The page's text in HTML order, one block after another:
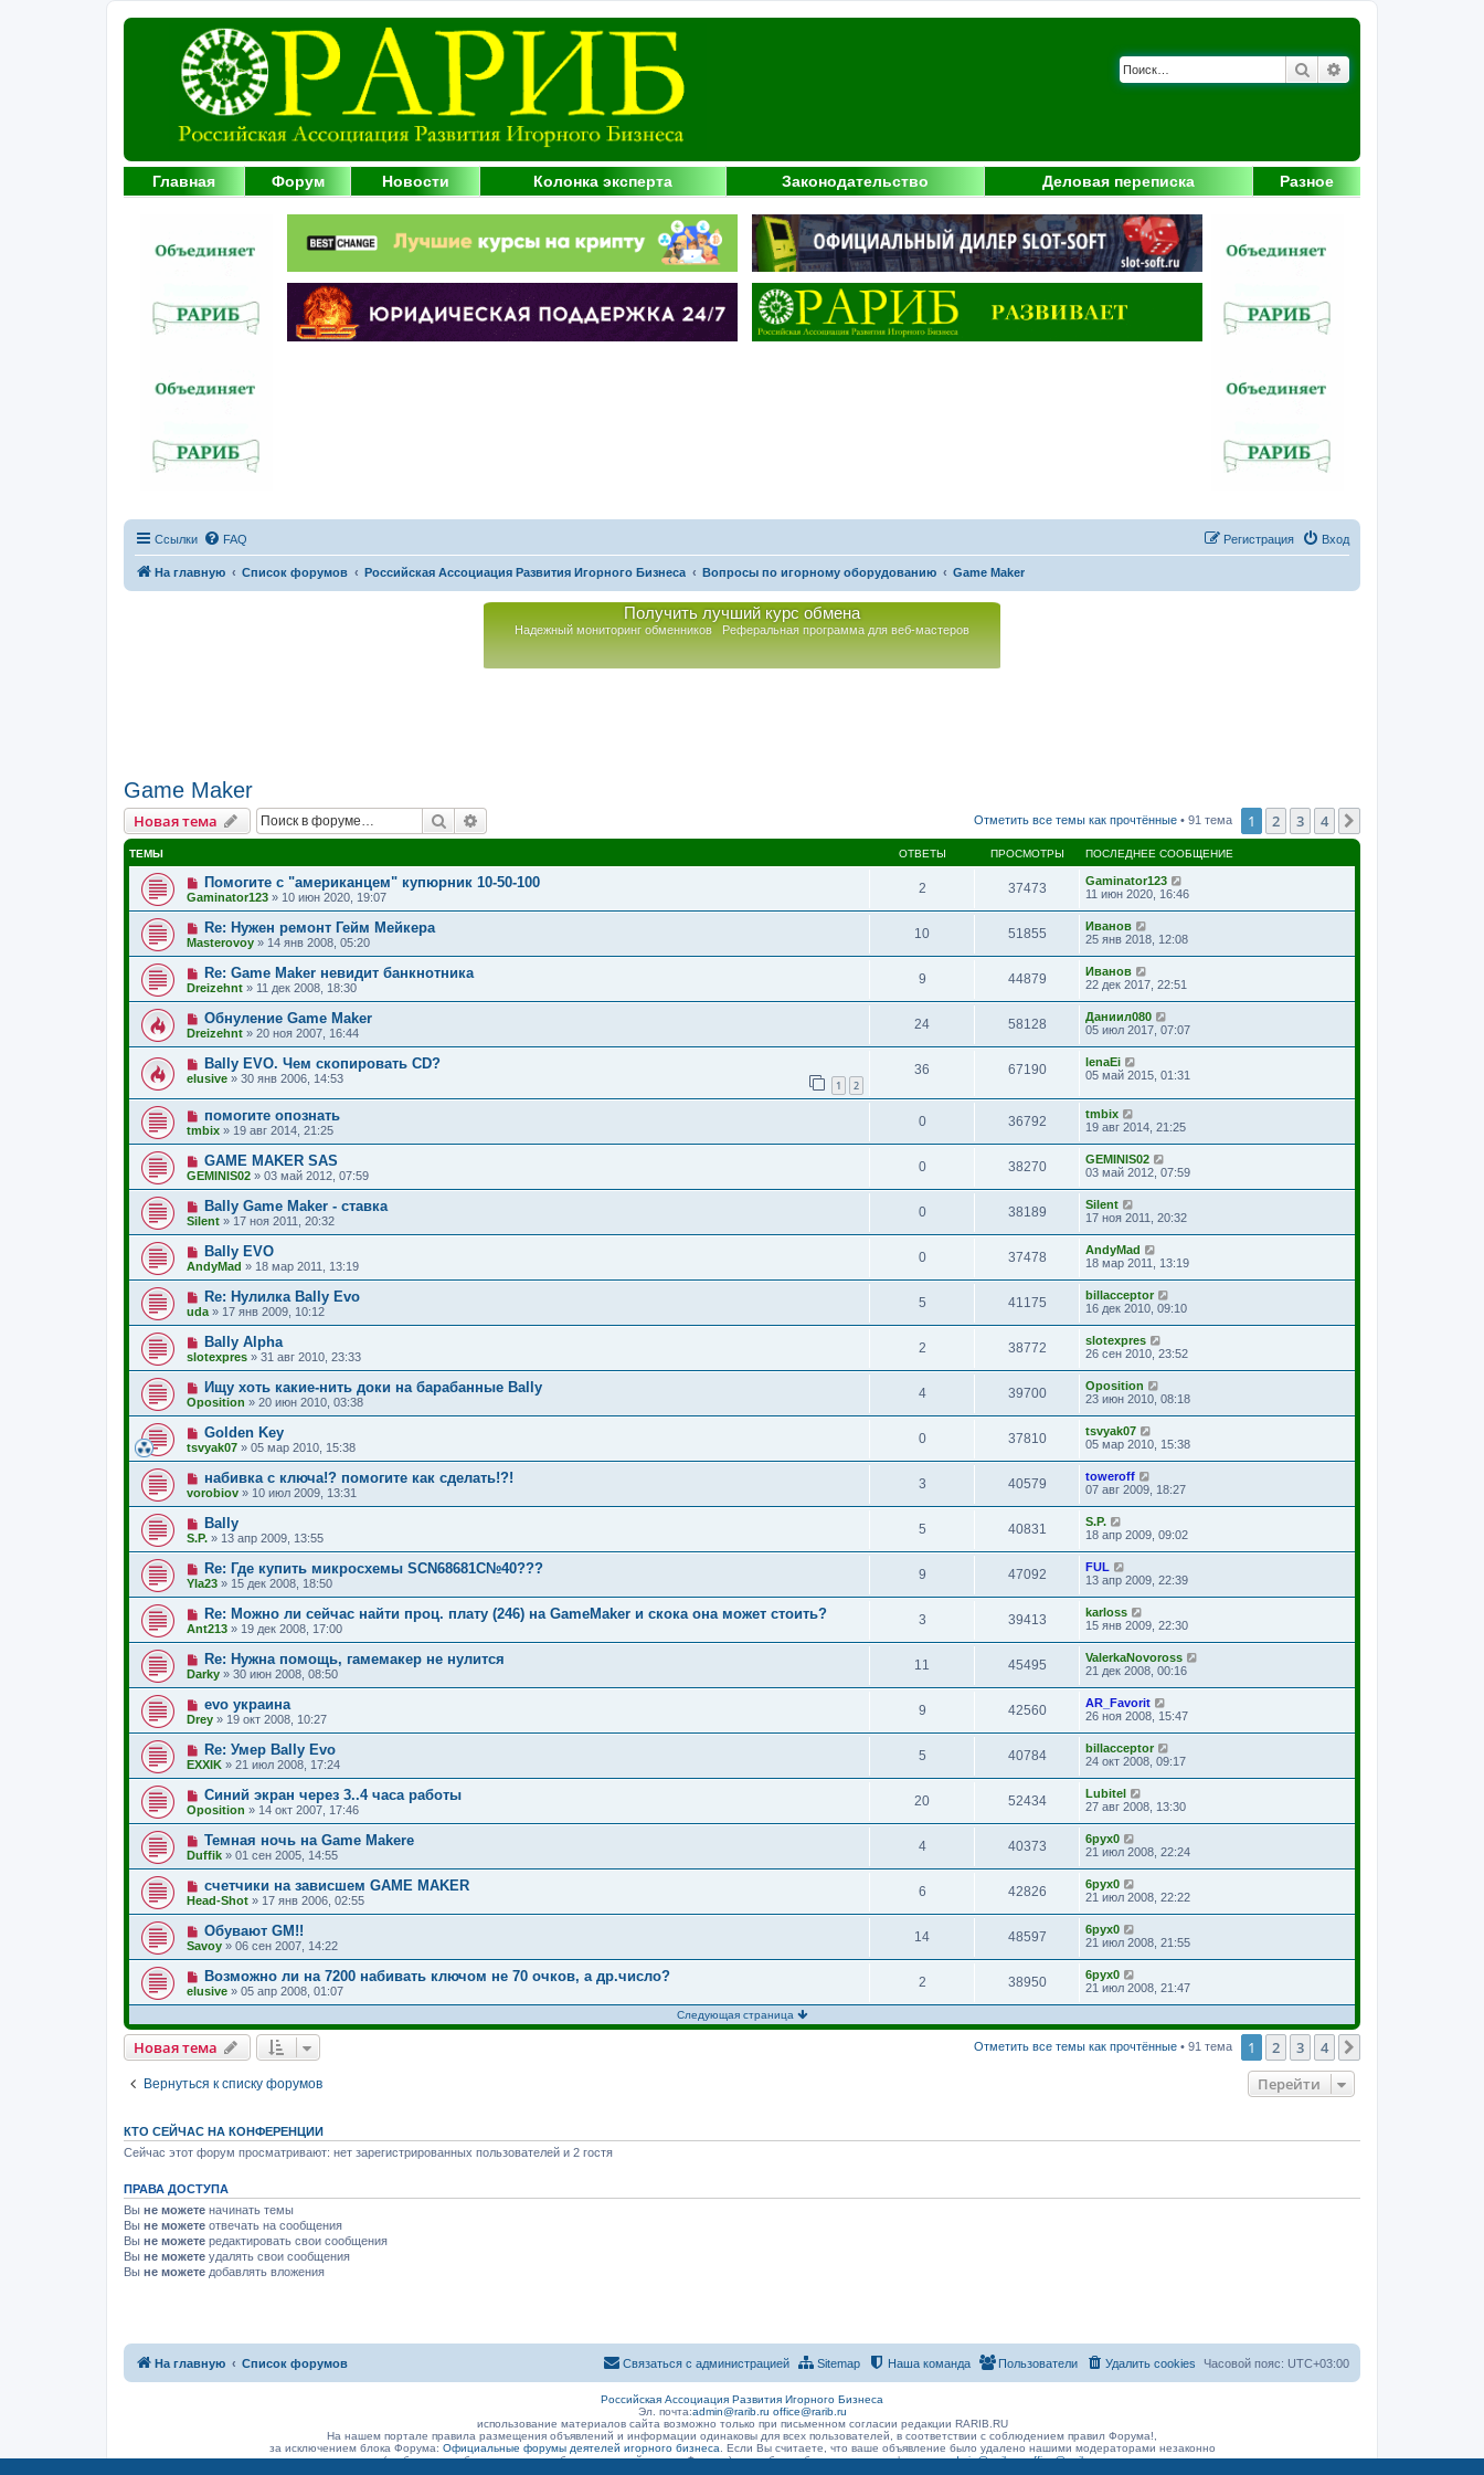
Поиск
Главная Форум Новости Колонка эксперта Законодательство Деловая переписка Разное
Ссылки FAQ Вход
Регистрация
На главную Список форумов Российская Ассоциация Развития Игорного Бизнеса Вопросы по игорному оборудованию Game Maker
Получить лучший курс обмена
Надежный мониторинг обменников Реферальная программа для веб-мастеров
Game Maker
Новая тема Поиск Отметить все темы как прочтённые • 91 тема 1 2 3 4
ТЕМЫ ОТВЕТЫ ПРОСМОТРЫ ПОСЛЕДНЕЕ СООБЩЕНИЕ
Помогите с "американцем" купюрник 10-50-100
Gaminator123 » 10 июн 2020, 19:07
2 37473
Gaminator123
11 июн 2020, 16:46
Re: Нужен ремонт Гейм Мейкера
Masterovoy » 14 янв 2008, 05:20
10 51855
Иванов
25 янв 2018, 12:08
Re: Game Maker невидит банкнотника
Dreizehnt » 11 дек 2008, 18:30
9 44879
Иванов
22 дек 2017, 22:51
Обнуление Game Maker
Dreizehnt » 20 ноя 2007, 16:44
24 58128
Даниил080
05 июл 2017, 07:07
Bally EVO. Чем скопировать CD?
elusive » 30 янв 2006, 14:53 1 2
36 67190
lenaEi
05 май 2015, 01:31
помогите опознать
tmbix » 19 авг 2014, 21:25
0 36792
tmbix
19 авг 2014, 21:25
GAME MAKER SAS
GEMINIS02 » 03 май 2012, 07:59
0 38270
GEMINIS02
03 май 2012, 07:59
Bally Game Maker - ставка
Silent » 17 ноя 2011, 20:32
0 38189
Silent
17 ноя 2011, 20:32
Bally EVO
AndyMad » 18 мар 2011, 13:19
0 37478
AndyMad
18 мар 2011, 13:19
Re: Нулилка Bally Evo
uda » 17 янв 2009, 10:12
5 41175
billacceptor
16 дек 2010, 09:10
Bally Alpha
slotexpres » 31 авг 2010, 23:33
2 38772
slotexpres
26 сен 2010, 23:52
Ищу хоть какие-нить доки на барабанные Bally
Oposition » 20 июн 2010, 03:38
4 39700
Oposition
23 июн 2010, 08:18
Golden Key
tsvyak07 » 05 мар 2010, 15:38
0 37810
tsvyak07
05 мар 2010, 15:38
набивка с ключа!? помогите как сделать!?!
vorobiov » 10 июл 2009, 13:31
3 40579
toweroff
07 авг 2009, 18:27
Bally
S.P. » 13 апр 2009, 13:55
5 40831
S.P.
18 апр 2009, 09:02
Re: Где купить микросхемы SCN68681C№40???
Yla23 » 15 дек 2008, 18:50
9 47092
FUL
13 апр 2009, 22:39
Re: Можно ли сейчас найти проц. плату (246) на GameMaker и скока она может стоить?
Ant213 » 19 дек 2008, 17:00
3 39413
karloss
15 янв 2009, 22:30
Re: Нужна помощь, гамемакер не нулится
Darky » 30 июн 2008, 08:50
11 45495
ValerkaNovoross
21 дек 2008, 00:16
evo украина
Drey » 19 окт 2008, 10:27
9 42560
AR_Favorit
26 ноя 2008, 15:47
Re: Умер Bally Evo
EXXIK » 21 июл 2008, 17:24
5 40784
billacceptor
24 окт 2008, 09:17
Синий экран через 3..4 часа работы
Oposition » 14 окт 2007, 17:46
20 52434
Lubitel
27 авг 2008, 13:30
Темная ночь на Game Makere
Duffik » 01 сен 2005, 14:55
4 40373
6pyx0
21 июл 2008, 22:24
счетчики на зависшем GAME MAKER
Head-Shot » 17 янв 2006, 02:55
6 42826
6pyx0
21 июл 2008, 22:22
Обувают GM!!
Savoy » 06 сен 2007, 14:22
14 48597
6pyx0
21 июл 2008, 21:55
Возможно ли на 7200 набивать ключом не 70 очков, а др.число?
elusive » 05 апр 2008, 01:07
2 38950
6pyx0
21 июл 2008, 21:47
Следующая страница
Новая тема Отметить все темы как прочтённые • 91 тема 1 2 3 4
Вернуться к списку форумов Перейти
КТО СЕЙЧАС НА КОНФЕРЕНЦИИ
Сейчас этот форум просматривают: нет зарегистрированных пользователей и 2 гостя
ПРАВА ДОСТУПА
Вы не можете начинать темы
Вы не можете отвечать на сообщения
Вы не можете редактировать свои сообщения
Вы не можете удалять свои сообщения
Вы не можете добавлять вложения
На главную Список форумов Часовой пояс: UTC+03:00
Удалить cookies
Пользователи
Наша команда
Sitemap
Связаться с администрацией
Российская Ассоциация Развития Игорного Бизнеса
Эл. почта:admin@rarib.ru office@rarib.ru
использование материалов сайта возможно только при письменном согласии редакции RARIB.RU
На нашем портале правила размещения объявлений и информации одинаковы для всех пользователей, в соответствии с соблюдением правил Форума!,
за исключением блока Форума: Официальные форумы деятелей игорного бизнеса . Если Вы считаете, что ваше объявление было удалено нашими модераторами незаконно
(а объявление было размещено без нарушений правил Форума) , просьба сообщить о данном факте наadmin@rarib.ru office@rarib.ru